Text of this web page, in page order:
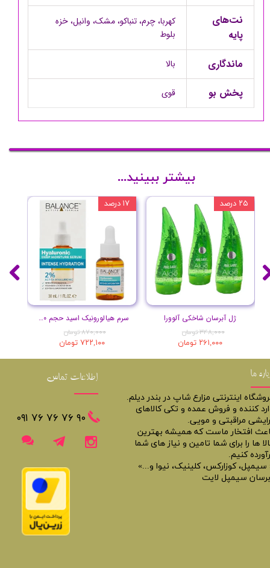
نت‌های
پایه
کهربا، چرم، تنباکو، مشک، وانیل، خزه
بلوط
ماندگاری بالا
پخش بو قوی
سرم هیالورونیک اسید حجم 30 میلی لیتر
۸۷۰,۰۰۰ تومان
۷۲۲,۱۰۰ تومان
۱۷ درصد
ژل آبرسان شاخکی آلوورا
۳۴۸,۰۰۰ تومان
۲۶۱,۰۰۰ تومان
۲۵ درصد
بیشتر ببینید...
ما
اینترنتی مزارع شاپ در بندر دیلم.
کننده و فروش عمده و تکی کالاهای
مراقبتی و مویی.
افتخار ماست که همیشه بهترین
ها را برای شما تامین و نیاز های شما
کنیم.
سیمپل، کوزارکس، کلینیک، نیوا و...»
سیمپل لایت
اطلاعات تماس
​​٩٠ ٧۶ ٧۶ ٧۶ ٠٩١